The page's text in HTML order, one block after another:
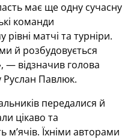
має ще одну сучасну
команди
матчі та турніри.
й розбудовується
— відзначив голова
Руслан Павлюк.
передалися й
цікаво та
м’ячів. Їхніми авторами